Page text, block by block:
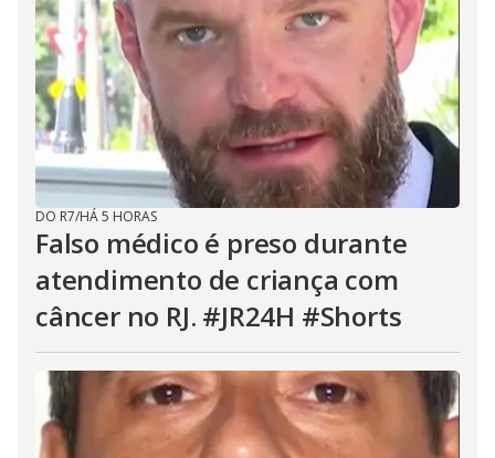
DO R7/HÁ 5 HORAS
Falso médico é preso durante
atendimento de criança com
câncer no RJ. #JR24H #Shorts